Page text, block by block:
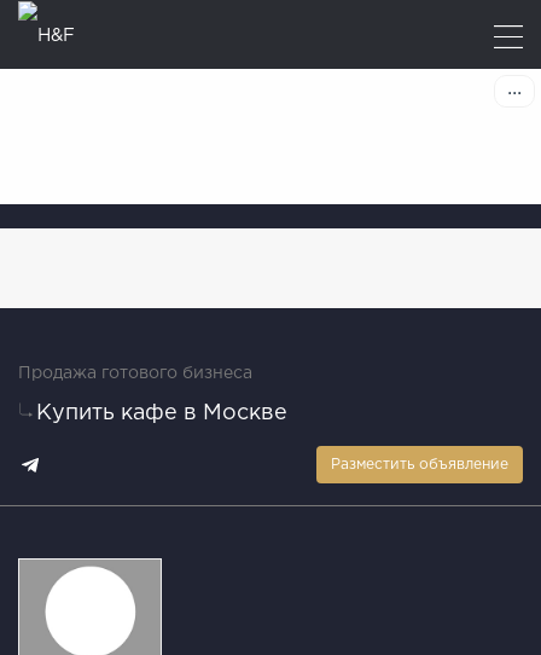
Продажа готового бизнеса
Купить кафе в Москве
Разместить объявление